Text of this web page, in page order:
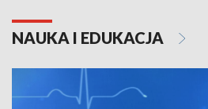
NAUKA I EDUKACJA